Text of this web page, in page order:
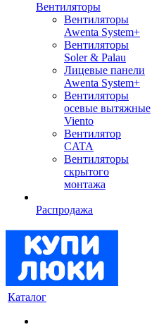
Вентиляторы
Вентиляторы
Awenta System+
Вентиляторы
Soler & Palau
Лицевые панели
Awenta System+
Вентиляторы
осевые вытяжные
Viento
Вентилятор
CATA
Вентиляторы
скрытого
монтажа
Распродажа
Каталог